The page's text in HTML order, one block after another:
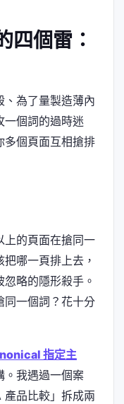
四個雷：
、為了量製造薄內
一個詞的過時迷
多個頁面互相搶排
上的頁面在搶同一
哪一頁排上去，
略的隱形殺手。
同一個詞？花十分
指定主
。我遇過一個案
品比較」拆成兩